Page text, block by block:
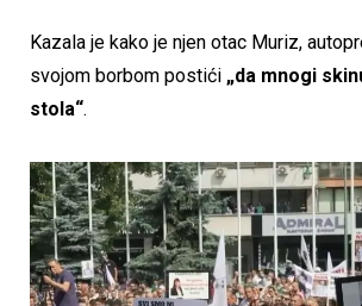
Kazala je kako je njen otac Muriz,
svojom borbom postići „da mnogi
stola“.